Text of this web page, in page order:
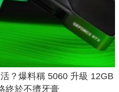
？爆料稱 5060 升級 12GB
終於不擠牙膏